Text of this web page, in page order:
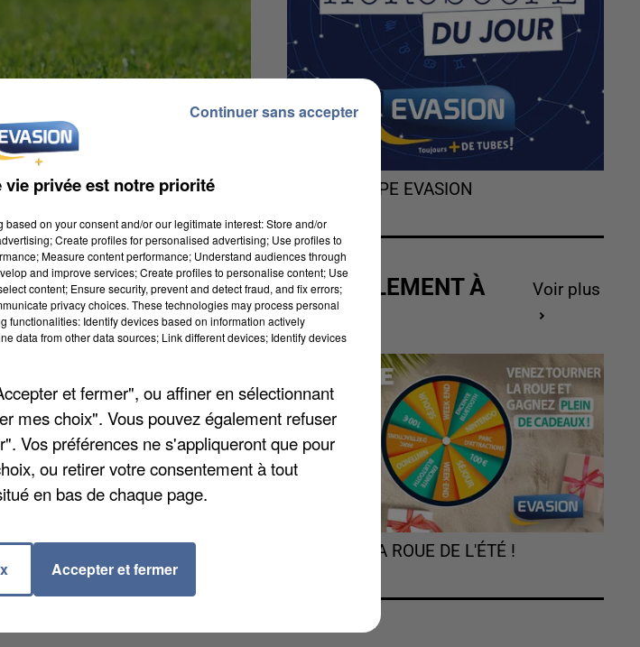
rapproche petit à petit. La
D'abord présent
2016 puis à Tokyo en 2020.
jusqu'au trou.
le dernier comptage de
Un beau chiffre mais
de golf se dérouleront
L'HOROSCOPE EVASION
ACTUELLEMENT À
GAGNER
Voir plus
TOURNEZ LA ROUE DE L'ÉTÉ !
vie privée est notre priorité
on your consent and/or our legitimate interest: Store and/or
Create profiles for personalised advertising; Use profiles to
Measure content performance; Understand audiences through
and improve services; Create profiles to personalise content; Use
content; Ensure security, prevent and detect fraud, and fix errors;
privacy choices. These technologies may process personal
functionalities: Identify devices based on information actively
data from other data sources; Link different devices; Identify devices
et fermer", ou affiner en sélectionnant
mes choix". Vous pouvez également refuser
Vos préférences ne s'appliqueront que pour
ou retirer votre consentement à tout
en bas de chaque page.
Accepter et fermer
Continuer sans accepter